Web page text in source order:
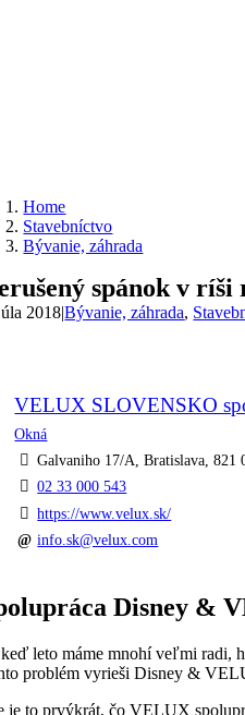
Home
Stavebníctvo
Bývanie, záhrada
spánok v
2018|Bývanie, záhrada,
VELUX SLOVENSKO
Okná
Galvaniho 17/A, Bratislava, 821
02 33 000 543
https://www.velux.sk/
info.sk@velux.com
Disney &
leto máme mnohí veľmi radi,
problém vyrieši Disney &
je to prvýkrát, čo VELUX